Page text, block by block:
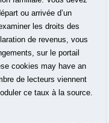
ou arrivée d’un
les droits des
de revenus, vous
sur le portail
cookies may have an
de lecteurs viennent
ce taux à la source.